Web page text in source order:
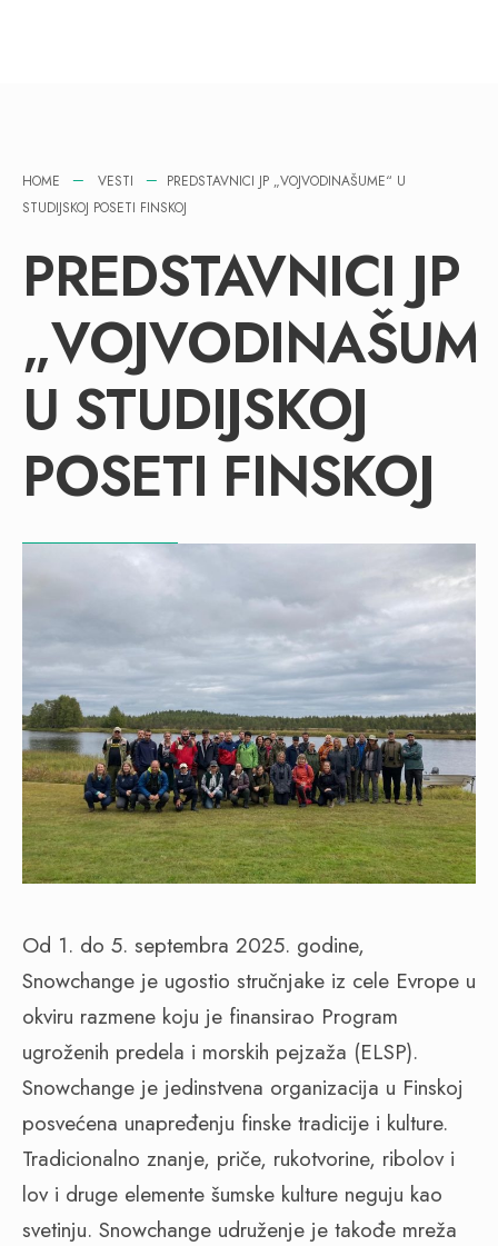
HOME VESTI
PREDSTAVNICI JP „VOJVODINAŠUME“ U
STUDIJSKOJ POSETI FINSKOJ
PREDSTAVNICI JP
U STUDIJSKOJ
POSETI FINSKOJ
Od 1. do 5. septembra 2025. godine,
Snowchange je ugostio stručnjake iz cele Evrope u
okviru razmene koju je finansirao Program
ugroženih predela i morskih pejzaža (ELSP).
Snowchange je jedinstvena organizacija u Finskoj
posvećena unapređenju finske tradicije i kulture.
Tradicionalno znanje, priče, rukotvorine, ribolov i
lov i druge elemente šumske kulture neguju kao
svetinju. Snowchange udruženje je takođe mreža